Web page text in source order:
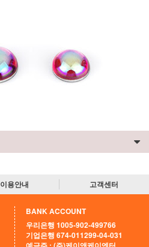
이용안내 고객센터
BANK ACCOUNT
우리은행 1005-902-499766
기업은행 674-011299-04-031